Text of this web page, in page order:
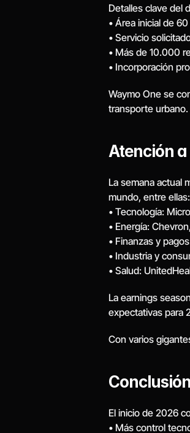
Detalles clave del
• Área inicial de
• Servicio
• Más de 10.000
• Incorporación
Waymo One se
transporte urbano.
Atención
La semana actual
mundo, entre ellas:
• Tecnología:
• Energía:
• Finanzas y
• Industria y
• Salud:
La earnings
expectativas para
Con varios
El inicio de 2026
• Más control